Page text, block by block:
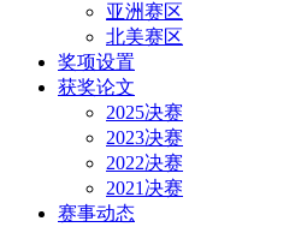
亚洲赛区
北美赛区
奖项设置
获奖论文
2025决赛
2023决赛
2022决赛
2021决赛
赛事动态